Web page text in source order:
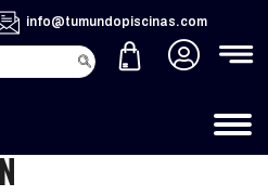
info@tumundopiscinas.com